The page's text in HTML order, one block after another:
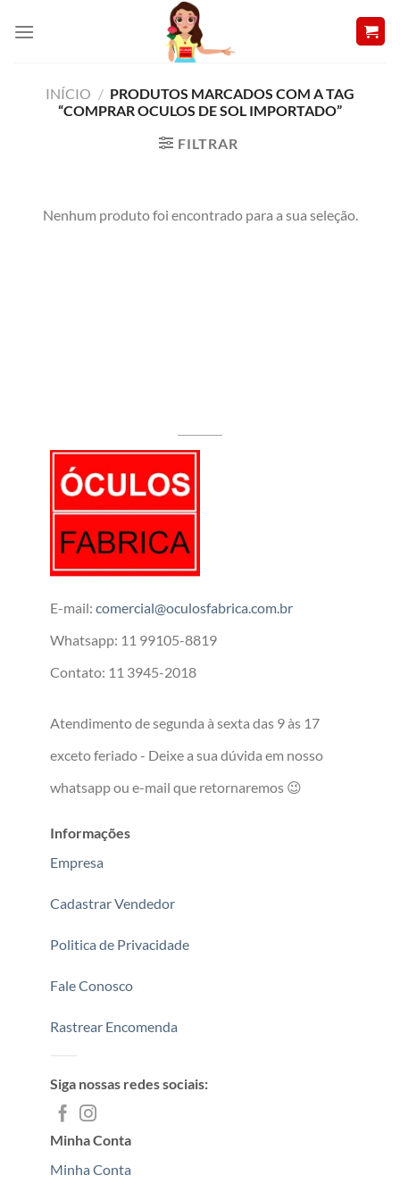
INÍCIO / PRODUTOS MARCADOS COM A TAG
“COMPRAR OCULOS DE SOL IMPORTADO”
FILTRAR
Nenhum produto foi encontrado para a sua seleção.
E-mail: comercial@oculosfabrica.com.br
Whatsapp: 11 99105-8819
Contato: 11 3945-2018
Atendimento de segunda à sexta das 9 às 17
exceto feriado - Deixe a sua dúvida em nosso
whatsapp ou e-mail que retornaremos 😉
Informações
Empresa
Cadastrar Vendedor
Politica de Privacidade
Fale Conosco
Rastrear Encomenda
Siga nossas redes sociais:
Minha Conta
Minha Conta